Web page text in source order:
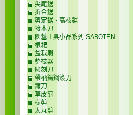
尖尾鋸
折合鋸
剪定鋸、高枝鋸
接木刀
園藝工具小品系列-SABOTEN
根耙
盆栽刷
整枝器
彫刻刀
帶柄鎢鋼滾刀
鐮刀
草皮剪
樹剪
太丸剪